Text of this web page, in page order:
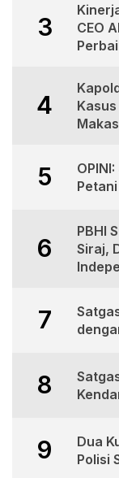
3
CEO
4
5
Petani
6
PBHI
Siraj,
7
8
9
Dua
Polisi